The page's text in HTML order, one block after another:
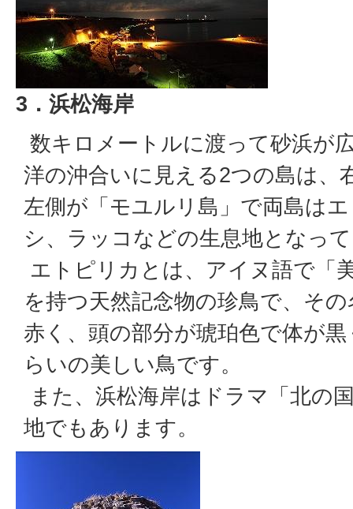
3．浜松海岸
数キロメートルに渡って砂浜が
洋の沖合いに見える2つの島は、
左側が「モユルリ島」で両島は
シ、ラッコなどの生息地となっ
エトピリカとは、アイヌ語で「
を持つ天然記念物の珍鳥で、そ
赤く、頭の部分が琥珀色で体が
らいの美しい鳥です。
また、浜松海岸はドラマ「北の
地でもあります。